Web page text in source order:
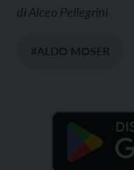
diAlceo Pellegrini
#ALDO MOSER